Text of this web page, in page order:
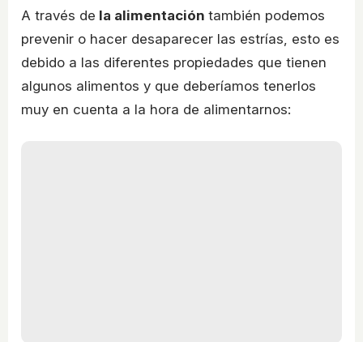
A través de la alimentación también podemos
prevenir o hacer desaparecer las estrías, esto es
debido a las diferentes propiedades que tienen
algunos alimentos y que deberíamos tenerlos
muy en cuenta a la hora de alimentarnos: